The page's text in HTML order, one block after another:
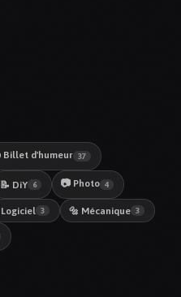
d'humeur 37
📝 DiY 6 📷 Photo 4
Logiciel 3 🔩 Mécanique 3